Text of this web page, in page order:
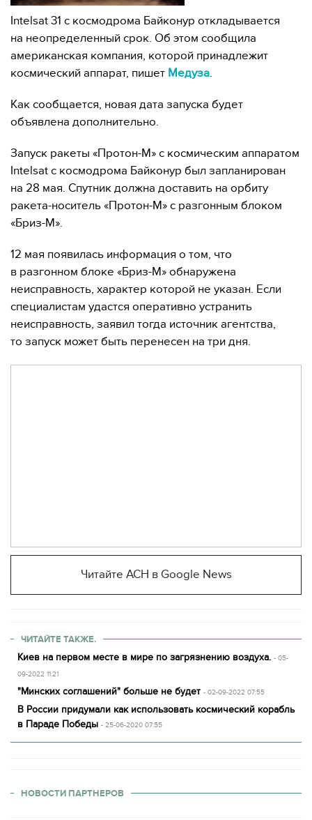
Intelsat 31 с космодрома Байконур откладывается
на неопределенный срок. Об этом сообщила
американская компания, которой принадлежит
космический аппарат, пишет Медуза.
Как сообщается, новая дата запуска будет
объявлена дополнительно.
Запуск ракеты «Протон-М» с космическим аппаратом
Intelsat с космодрома Байконур был запланирован
на 28 мая. Спутник должна доставить на орбиту
ракета-носитель «Протон-М» с разгонным блоком
«Бриз-М».
12 мая появилась информация о том, что
в разгонном блоке «Бриз-М» обнаружена
неисправность, характер которой не указан. Если
специалистам удастся оперативно устранить
неисправность, заявил тогда источник агентства,
то запуск может быть перенесен на три дня.
Читайте АСН в Google News
ЧИТАЙТЕ ТАКЖЕ.
Киев на первом месте в мире по загрязнению воздуха. - 05-
09-2022 11:21
"Минских соглашений" больше не будет - 02-09-2022 07:55
В России придумали как использовать космический корабль
в Параде Победы - 25-06-2020 07:55
НОВОСТИ ПАРТНЕРОВ